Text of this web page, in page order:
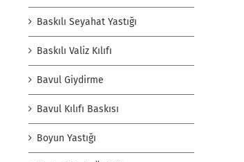
Baskılı Seyahat Yastığı
Baskılı Valiz Kılıfı
Bavul Giydirme
Bavul Kılıfı Baskısı
Boyun Yastığı